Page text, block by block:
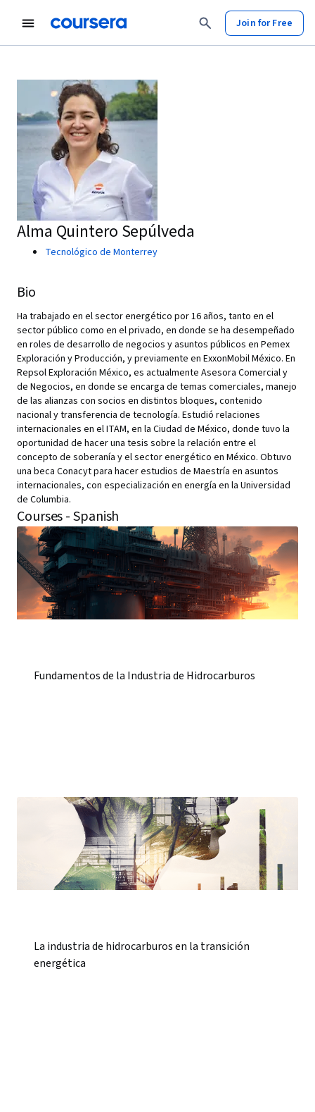
Join for Free
Alma Quintero Sepúlveda
Tecnológico de Monterrey
Bio
Ha trabajado en el sector energético por 16 años, tanto en el
sector público como en el privado, en donde se ha desempeñado
en roles de desarrollo de negocios y asuntos públicos en Pemex
Exploración y Producción, y previamente en ExxonMobil México. En
Repsol Exploración México, es actualmente Asesora Comercial y
de Negocios, en donde se encarga de temas comerciales, manejo
de las alianzas con socios en distintos bloques, contenido
nacional y transferencia de tecnología. Estudió relaciones
internacionales en el ITAM, en la Ciudad de México, donde tuvo la
oportunidad de hacer una tesis sobre la relación entre el
concepto de soberanía y el sector energético en México. Obtuvo
una beca Conacyt para hacer estudios de Maestría en asuntos
internacionales, con especialización en energía en la Universidad
de Columbia.
Courses - Spanish
Fundamentos de la Industria de Hidrocarburos
La industria de hidrocarburos en la transición
energética